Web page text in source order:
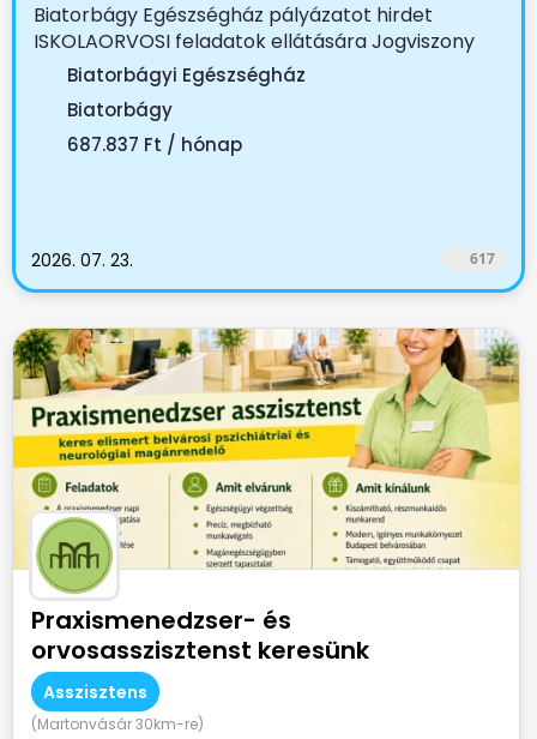
Biatorbágy Egészségház pályázatot hirdet
ISKOLAORVOSI feladatok ellátására Jogviszony
tartama:...
Biatorbágyi Egészségház
Biatorbágy
687.837 Ft / hónap
2026. 07. 23. 617
Praxismenedzser- és
orvosasszisztenst keresünk
Asszisztens
(Martonvásár 30km-re)